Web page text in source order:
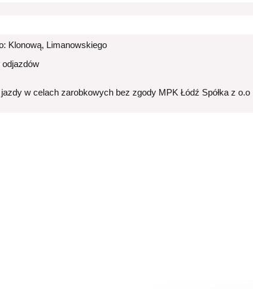
Klonową, Limanowskiego
odjazdów
w celach zarobkowych bez zgody MPK Łódź Spółka z o.o